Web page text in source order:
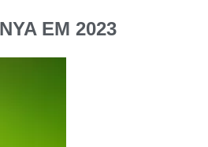
EM 2023